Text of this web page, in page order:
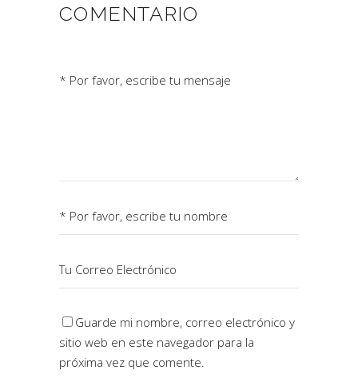
COMENTARIO
Guarde mi nombre, correo electrónico y
sitio web en este navegador para la
próxima vez que comente.